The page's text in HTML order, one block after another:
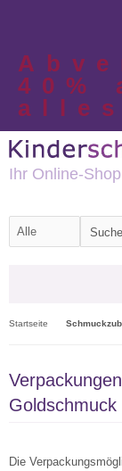
40%
alles
Ihr Online-
Startseite
Goldschmuck
Die